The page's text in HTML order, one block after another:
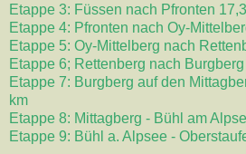
Etappe 3: Füssen nach Pfronten
Etappe 4: Pfronten nach Oy-
Etappe 5: Oy-Mittelberg nach
Etappe 6; Rettenberg nach
Etappe 7: Burgberg auf den
km
Etappe 8: Mittagberg - Bühl am
Etappe 9: Bühl a. Alpsee -